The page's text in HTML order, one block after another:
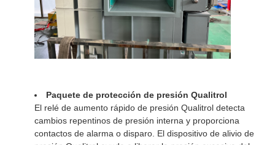
Paquete de protección de presión Qualitrol
El relé de aumento rápido de presión Qualitrol detecta
cambios repentinos de presión interna y proporciona
contactos de alarma o disparo. El dispositivo de alivio de